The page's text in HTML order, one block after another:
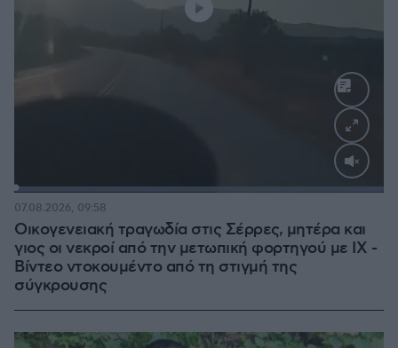
Loaded:
Οικογενειακή τραγωδία στις Σέρρες, μητέρα και
γιος οι νεκροί από την μετωπική φορτηγού με ΙΧ -
Βίντεο ντοκουμέντο από τη στιγμή της
σύγκρουσης
07.08.2026, 09:58